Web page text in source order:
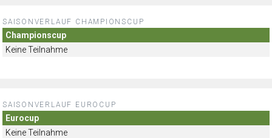
SAISONVERLAUF CHAMPIONSCUP
Championscup
Keine Teilnahme
SAISONVERLAUF EUROCUP
Eurocup
Keine Teilnahme